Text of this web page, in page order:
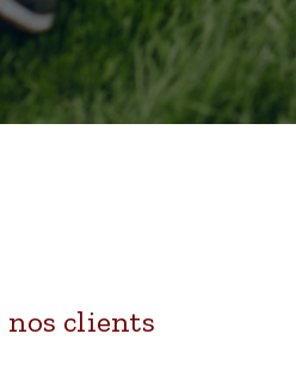
nos clients